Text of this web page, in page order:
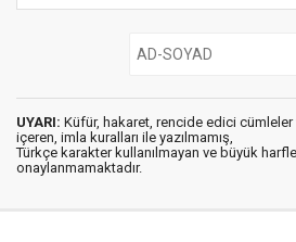
UYARI: Küfür, hakaret, rencide edici cümleler
içeren, imla kuralları ile yazılmamış,
Türkçe karakter kullanılmayan ve büyük
onaylanmamaktadır.